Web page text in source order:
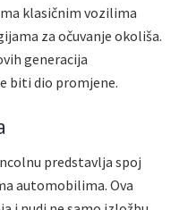
klasičnim vozilima
za očuvanje okoliša.
generacija
biti dio promjene.
predstavlja spoj
automobilima. Ova